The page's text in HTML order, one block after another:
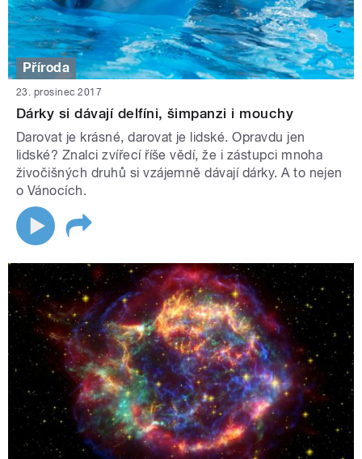
Příroda
23. prosinec 2017
Dárky si dávají delfíni, šimpanzi i mouchy
Darovat je krásné, darovat je lidské. Opravdu jen
lidské? Znalci zvířecí říše vědí, že i zástupci mnoha
živočišných druhů si vzájemně dávají dárky. A to nejen
o Vánocích.